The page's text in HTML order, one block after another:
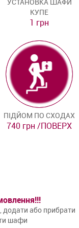
КУПЕ
1 грн
ПІДЙОМ ПО СХОДАХ
740 грн /ПОВЕРХ
або прибрати
шафи